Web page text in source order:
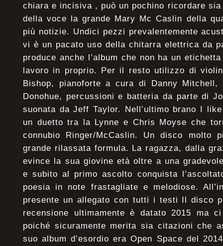
chiara e incisiva , può un pochino ricordare
della voce la grande Mary Mc Caslin della
più notizie. Undici pezzi prevalentemente
vi è un pacato uso della chitarra elettrica da
produce anche l’album che non ha un
lavoro in proprio. Per il resto utilizzo di
Bishop, pianoforte a cura di Danny Mitchell,
Donohue, percussioni e batteria da parte di
suonata da Jeff Taylor. Nell’ultimo brano I
un duetto tra la Lynne e Chris Moyse che
connubio Ringer/McCaslin. Un disco molto
grande rilassata formula. La ragazza, dalla
evince la sua giovine età oltre a una
e subito al primo ascolto conquista
poesia in note frastagliate e melodiose.
presente un allegato con tutti i testi Il disco
recensione ultimamente è datato 2015 ma
poiché sicuramente merita sia citazioni che
suo album d’esordio era Open Space del